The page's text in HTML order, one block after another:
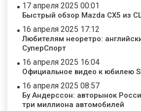
17 апреля 2025 00:01
Быстрый обзор Mazda CX5 из
16 апреля 2025 17:12
Любителям неоретро:
СуперСпорт
16 апреля 2025 16:04
Официальное видео к юбилею
16 апреля 2025 08:57
Бу Андерссон: авторынок
три миллиона автомобилей